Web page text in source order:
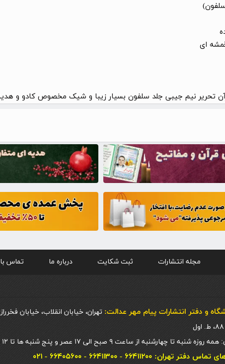
ای
مجله انتشارات ثبت شکایت درباره ما تماس
و دفتر انتشارات پيام مهر عدالت: تهران، خیابان انقلاب، خیابان
تا چهارشنبه از ساعت ۹ صبح الی ۱۷ عصر و پنج شنبه ها تا ۱۲ ظهر
تهران: ۶۶۴۱۱۲۰۰ - ۶۶۴۱۱۳۰۰ - ۶۶۴۰۵۶۰۰ - ۰۲۱